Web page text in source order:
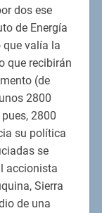
dos ese
de Energía
valía la
que recibirán
(de
2800
2800
su política
se
accionista
Sierra
de una